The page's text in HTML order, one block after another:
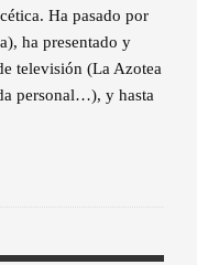
Ha pasado por
ha presentado y
televisión (La Azotea
personal…), y hasta